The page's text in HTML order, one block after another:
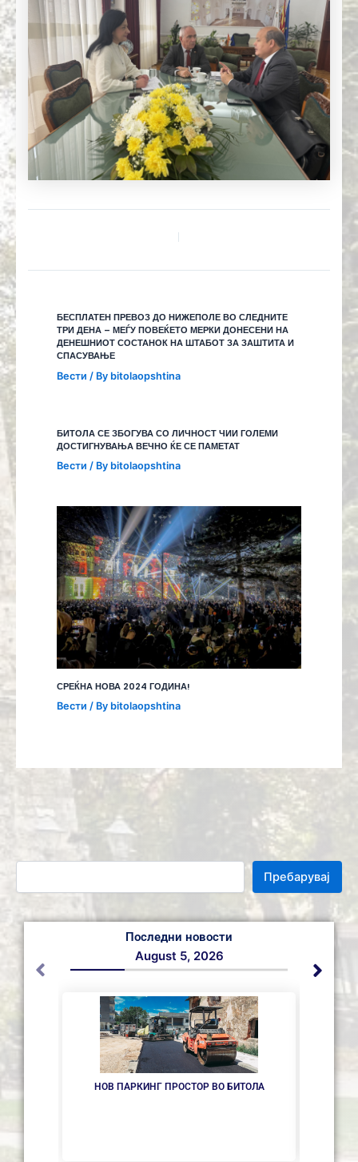
Пребарувај
Последни новости
НОВ ПАРКИНГ ПРОСТОР ВО БИТОЛА
August 5, 2026
БЕСПЛАТЕН ПРЕВОЗ ДО НИЖЕПОЛЕ ВО СЛЕДНИТЕ
ТРИ ДЕНА – МЕЃУ ПОВЕЌЕТО МЕРКИ ДОНЕСЕНИ НА
ДЕНЕШНИОТ СОСТАНОК НА ШТАБОТ ЗА ЗАШТИТА И
СПАСУВАЊЕ
Вести / By bitolaopshtina
БИТОЛА СЕ ЗБОГУВА СО ЛИЧНОСТ ЧИИ ГОЛЕМИ
ДОСТИГНУВАЊА ВЕЧНО ЌЕ СЕ ПАМЕТАТ
Вести / By bitolaopshtina
СРЕЌНА НОВА 2024 ГОДИНА!
Вести / By bitolaopshtina